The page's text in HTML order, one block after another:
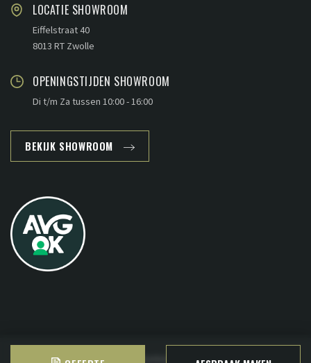
LOCATIE SHOWROOM
Eiffelstraat 40
8013 RT Zwolle
OPENINGSTIJDEN SHOWROOM
Di t/m Za tussen 10:00 - 16:00
BEKIJK SHOWROOM
Copyright © 2026 - www.plankenland.nl ·Sitemap·Privacy